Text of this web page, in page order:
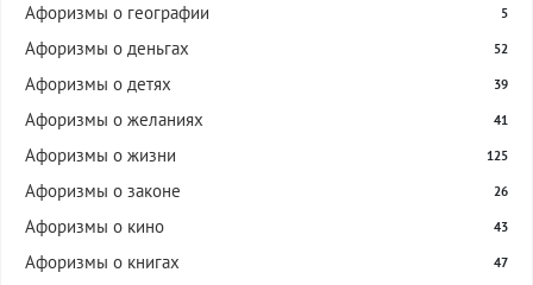
Афоризмы о географии 5
Афоризмы о деньгах 52
Афоризмы о детях 39
Афоризмы о желаниях 41
Афоризмы о жизни 125
Афоризмы о законе 26
Афоризмы о кино 43
Афоризмы о книгах 47